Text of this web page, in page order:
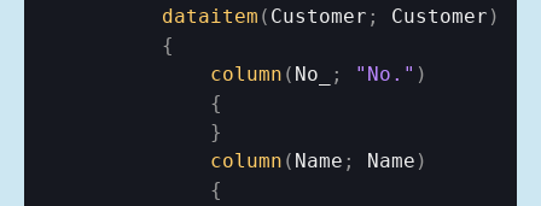
dataitem ( Customer ; Customer )
{
column ( No_ ; "No." )
{
}
column ( Name ; Name )
{